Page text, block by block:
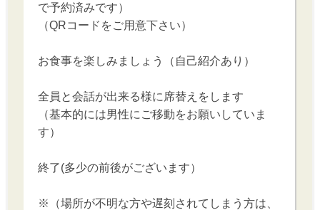
で予約済みです）
（QRコードをご用意下さい）
お食事を楽しみましょう（自己紹介あり）
全員と会話が出来る様に席替えをします
（基本的には男性にご移動をお願いしていま
す）
終了(多少の前後がございます）
※（場所が不明な方や遅刻されてしまう方は、